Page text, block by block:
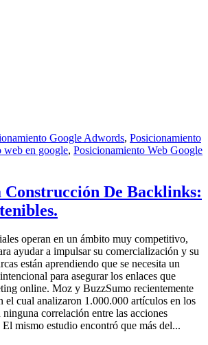
Google Adwords, Posicionamiento
web en google, Posicionamiento Web Google
Construcción De Backlinks:
operan en un ámbito muy competitivo,
ayudar a impulsar su comercialización y su
están aprendiendo que se necesita un
para asegurar los enlaces que
online. Moz y BuzzSumo recientemente
el cual analizaron 1.000.000 artículos en los
correlación entre las acciones
mismo estudio encontró que más del...